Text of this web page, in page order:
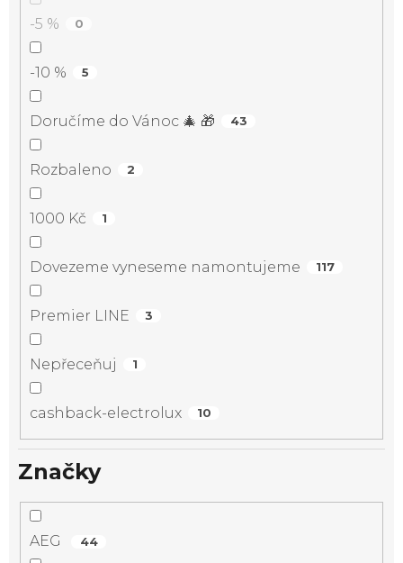
-5 % 0
-10 % 5
Doručíme do Vánoc 🎄 🎁 43
Rozbaleno 2
1000 Kč 1
Dovezeme vyneseme namontujeme 117
Premier LINE 3
Nepřeceňuj 1
cashback-electrolux 10
Značky
AEG 44